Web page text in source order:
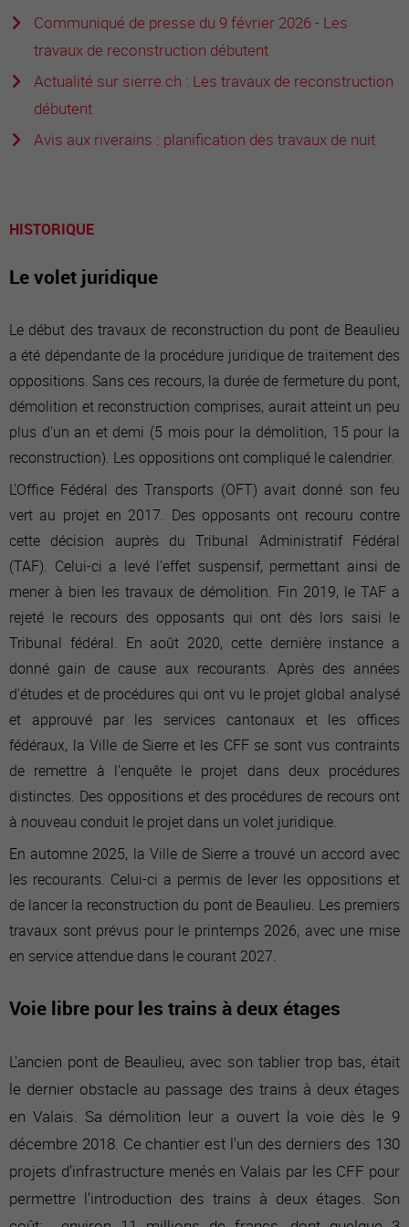
Communiqué de presse du 9 février 2026 - Les
travaux de reconstruction débutent
Actualité sur sierre.ch : Les travaux de reconstruction
débutent
Avis aux riverains : planification des travaux de nuit
HISTORIQUE
Le volet juridique
Le début des travaux de reconstruction du pont de Beaulieu
a été dépendante de la procédure juridique de traitement des
oppositions. Sans ces recours, la durée de fermeture du pont,
démolition et reconstruction comprises, aurait atteint un peu
plus d'un an et demi (5 mois pour la démolition, 15 pour la
reconstruction). Les oppositions ont compliqué le calendrier.
L'Office Fédéral des Transports (OFT) avait donné son feu
vert au projet en 2017. Des opposants ont recouru contre
cette décision auprès du Tribunal Administratif Fédéral
(TAF). Celui-ci a levé l'effet suspensif, permettant ainsi de
mener à bien les travaux de démolition. Fin 2019, le TAF a
rejeté le recours des opposants qui ont dès lors saisi le
Tribunal fédéral. En août 2020, cette dernière instance a
donné gain de cause aux recourants. Après des années
d'études et de procédures qui ont vu le projet global analysé
et approuvé par les services cantonaux et les offices
fédéraux, la Ville de Sierre et les CFF se sont vus contraints
de remettre à l'enquête le projet dans deux procédures
distinctes. Des oppositions et des procédures de recours ont
à nouveau conduit le projet dans un volet juridique.
En automne 2025, la Ville de Sierre a trouvé un accord avec
les recourants. Celui-ci a permis de lever les oppositions et
de lancer la reconstruction du pont de Beaulieu. Les premiers
travaux sont prévus pour le printemps 2026, avec une mise
en service attendue dans le courant 2027.
Voie libre pour les trains à deux étages
L'ancien pont de Beaulieu, avec son tablier trop bas, était
le dernier obstacle au passage des trains à deux étages
en Valais. Sa démolition leur a ouvert la voie dès le 9
décembre 2018. Ce chantier est l'un des derniers des 130
projets d'infrastructure menés en Valais par les CFF pour
permettre l'introduction des trains à deux étages. Son